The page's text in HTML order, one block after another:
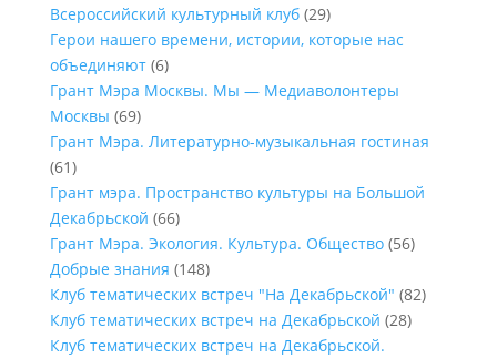
Всероссийский культурный клуб(29)
Герои нашего времени, истории, которые нас
объединяют(6)
Грант Мэра Москвы. Мы — Медиаволонтеры
Москвы (69)
Грант Мэра. Литературно-музыкальная гостиная
(61)
Грант мэра. Пространство культуры на Большой
Декабрьской (66)
Грант Мэра. Экология. Культура. Общество(56)
Добрые знания (148)
Клуб тематических встреч "На Декабрьской" (82)
Клуб тематических встреч на Декабрьской (28)
Клуб тематических встреч на Декабрьской.